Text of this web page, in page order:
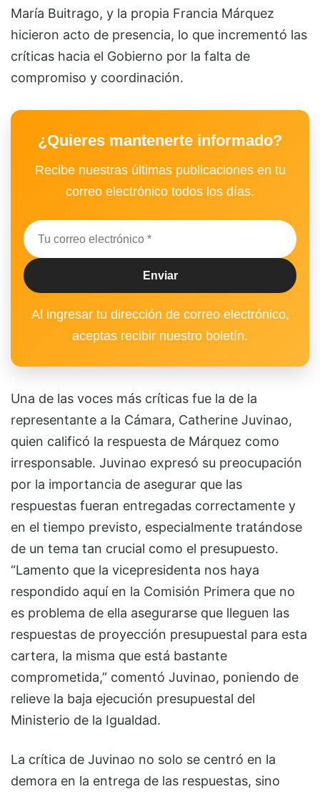
María Buitrago, y la propia Francia Márquez
hicieron acto de presencia, lo que incrementó las
críticas hacia el Gobierno por la falta de
compromiso y coordinación.
¿Quieres mantenerte informado?
Recibe nuestras últimas publicaciones en tu
correo electrónico todos los días.
Al ingresar tu dirección de correo electrónico,
aceptas recibir nuestro boletín.
Una de las voces más críticas fue la de la
representante a la Cámara, Catherine Juvinao,
quien calificó la respuesta de Márquez como
irresponsable. Juvinao expresó su preocupación
por la importancia de asegurar que las
respuestas fueran entregadas correctamente y
en el tiempo previsto, especialmente tratándose
de un tema tan crucial como el presupuesto.
“Lamento que la vicepresidenta nos haya
respondido aquí en la Comisión Primera que no
es problema de ella asegurarse que lleguen las
respuestas de proyección presupuestal para esta
cartera, la misma que está bastante
comprometida,” comentó Juvinao, poniendo de
relieve la baja ejecución presupuestal del
Ministerio de la Igualdad.
La crítica de Juvinao no solo se centró en la
demora en la entrega de las respuestas, sino